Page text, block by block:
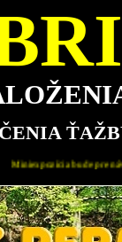
otvorená v nedeľu